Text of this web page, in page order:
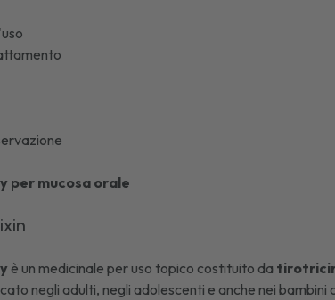
per mucosa orale
è un medicinale per uso topico costituito da
negli adulti, negli adolescenti e anche nei